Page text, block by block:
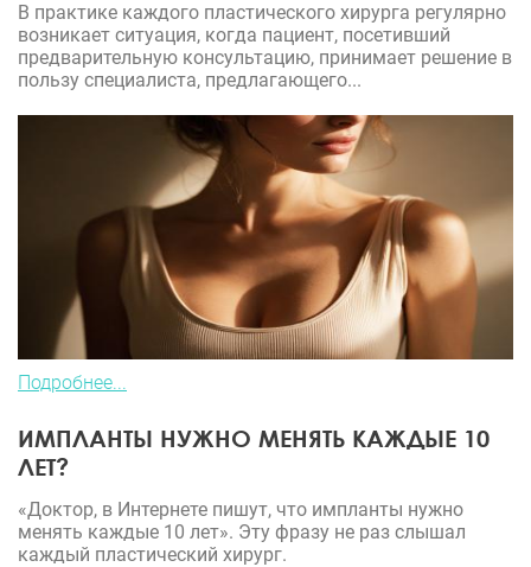
В практике каждого пластического хирурга регулярно
возникает ситуация, когда пациент, посетивший
предварительную консультацию, принимает решение в
пользу специалиста, предлагающего...
Подробнее...
ИМПЛАНТЫ НУЖНО МЕНЯТЬ КАЖДЫЕ 10
ЛЕТ?
«Доктор, в Интернете пишут, что импланты нужно
менять каждые 10 лет». Эту фразу не раз слышал
каждый пластический хирург.